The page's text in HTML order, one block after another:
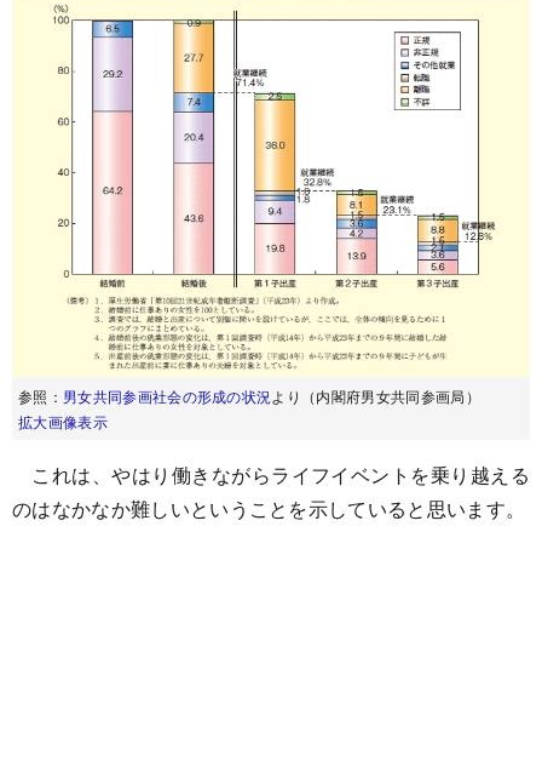
参照： 男女共同参画社会の形成の状況より（内閣府男女共同参画局）
拡大画像表示
これは、やはり働きながらライフイベントを乗り越える
のはなかなか難しいということを示していると思います。